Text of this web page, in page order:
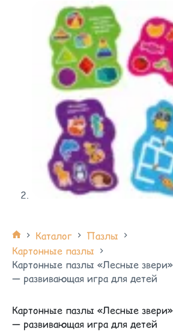
Каталог
Пазлы
Картонные пазлы
Картонные пазлы «Лесные
— развивающая игра для детей
Картонные пазлы «Лесные
— развивающая игра для детей